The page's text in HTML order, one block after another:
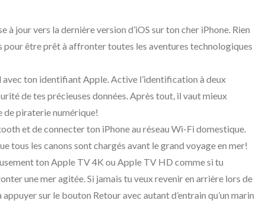
à jour vers la dernière version d’iOS sur ton cher iPhone. Rien
pour être prêt à affronter toutes les aventures technologiques
ton identifiant Apple. Active l’identification à deux
de tes précieuses données. Après tout, il vaut mieux
de piraterie numérique!
et de connecter ton iPhone au réseau Wi-Fi domestique.
tous les canons sont chargés avant le grand voyage en mer!
ton Apple TV 4K ou Apple TV HD comme si tu
une mer agitée. Si jamais tu veux revenir en arrière lors de
sur le bouton Retour avec autant d’entrain qu’un marin